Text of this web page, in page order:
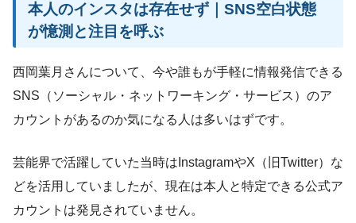
本人のインスタは存在せず｜SNS空白状態
が憶測と注目を呼ぶ
西岡葉月さんについて、今や誰もが手軽に情報発信できる
SNS（ソーシャル・ネットワーキング・サービス）のア
カウントがあるのか気になる人は多いはずです。
芸能界で活躍していた当時はInstagramやX（旧Twitter）な
どを活用していましたが、現在は本人と特定できる公式ア
カウントは発見されていません。